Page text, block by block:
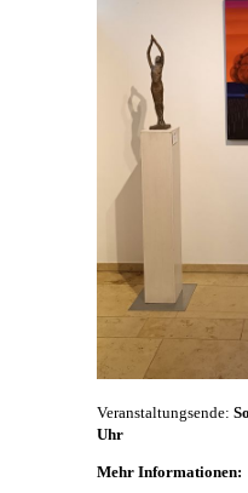
Veranstaltungsende:
Uhr
Mehr Informationen: